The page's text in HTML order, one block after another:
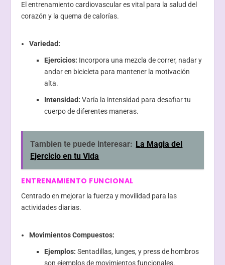
El entrenamiento cardiovascular es vital para la salud del
corazón y la quema de calorías.
Variedad:
Ejercicios: Incorpora una mezcla de correr, nadar y
andar en bicicleta para mantener la motivación
alta.
Intensidad: Varía la intensidad para desafiar tu
cuerpo de diferentes maneras.
Tambien te puede interesar: La Magia del
Ejercicio en tu Vida
ENTRENAMIENTO FUNCIONAL
Centrado en mejorar la fuerza y movilidad para las
actividades diarias.
Movimientos Compuestos:
Ejemplos: Sentadillas, lunges, y press de hombros
son ejemplos de movimientos funcionales.